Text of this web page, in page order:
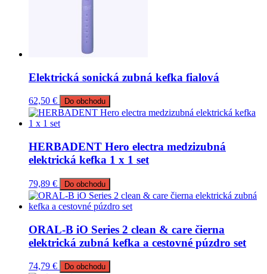
Elektrická sonická zubná kefka fialová
62,50 € Do obchodu
HERBADENT Hero electra medzizubná
elektrická kefka 1 x 1 set
79,89 € Do obchodu
ORAL-B iO Series 2 clean & care čierna
elektrická zubná kefka a cestovné púzdro set
74,79 € Do obchodu